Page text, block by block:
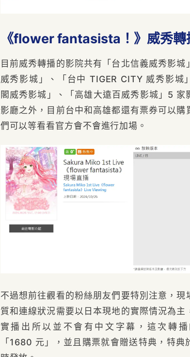
《flower fantasista！》威秀轉
目前威秀轉播的影院共有「台北信義威秀影城
威秀影城」、「台中 TIGER CITY 威秀影城
閣威秀影城」、「高雄大遠百威秀影城」5 家
影廳之外，目前台中和高雄都還有票券可以購
們可以等看看官方會不會進行加場。
不過想前往觀看的粉絲朋友們要特別注意，現
質和連線狀況需要以日本現地的實際情況為主
實播出所以並不會有中文字幕，這次轉
「1680 元」，並且購票就會贈送特典，特典